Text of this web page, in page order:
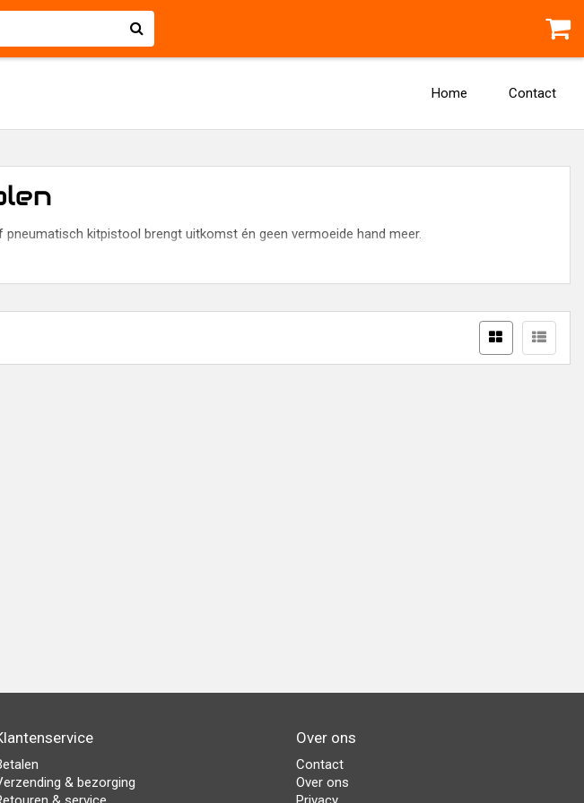
Home Contact
kitpistool brengt uitkomst én geen vermoeide hand meer.
& bezorging
Over ons
Contact
Over ons